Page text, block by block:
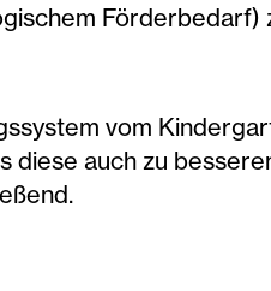
vom
diese auch zu